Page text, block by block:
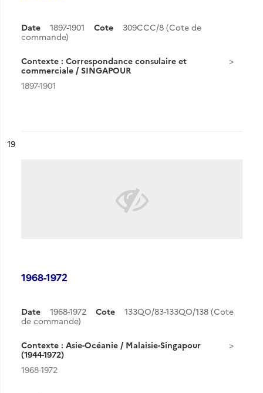
Date 1897-1901 Cote
309CCC/8 (Cote de
commande)
Contexte : Correspondance consulaire et
commerciale / SINGAPOUR
1897-1901
n°
19
1968-1972
Date 1968-1972 Cote
133QO/83-133QO/138 (Cote
de commande)
Contexte : Asie-Océanie / Malaisie-Singapour
(1944-1972)
1968-1972